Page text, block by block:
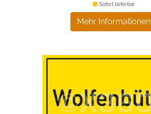
Mehr Informationen
Sofort lieferbar